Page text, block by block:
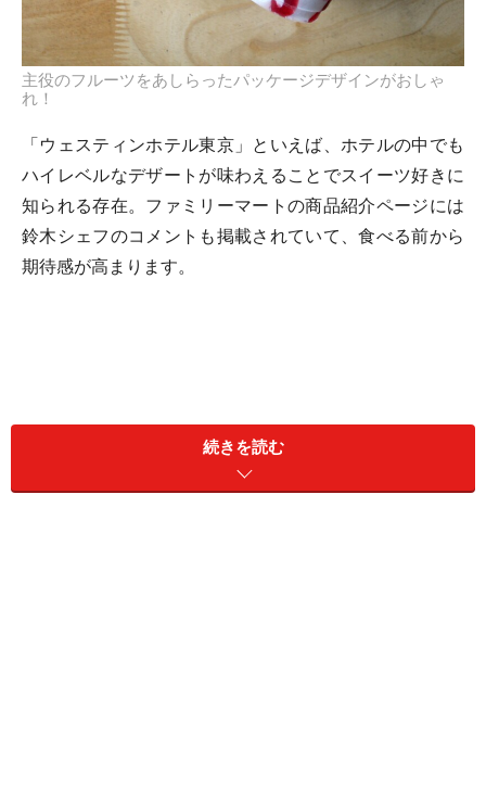
主役のフルーツをあしらったパッケージデザインがおしゃ
れ！
「ウェスティンホテル東京」といえば、ホテルの中でも
ハイレベルなデザートが味わえることでスイーツ好きに
知られる存在。ファミリーマートの商品紹介ページには
鈴木シェフのコメントも掲載されていて、食べる前から
期待感が高まります。
続きを読む